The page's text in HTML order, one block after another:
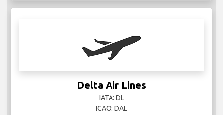
Delta Air Lines
IATA: DL
ICAO: DAL